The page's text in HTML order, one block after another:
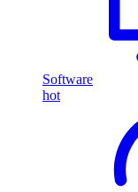
Software
hot